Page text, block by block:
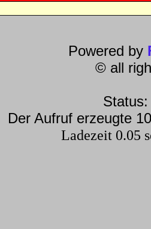
Powered by
© all
Der Aufruf erzeugte
Ladezeit 0.05